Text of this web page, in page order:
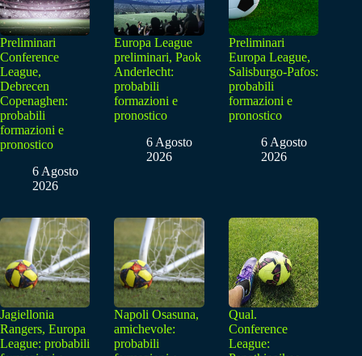
Preliminari
Conference
League,
Debrecen
Copenaghen:
probabili
formazioni e
pronostico
6 Agosto
2026
Europa League
preliminari, Paok
Anderlecht:
probabili
formazioni e
pronostico
6 Agosto
2026
Preliminari
Europa League,
Salisburgo-Pafos:
probabili
formazioni e
pronostico
6 Agosto
2026
Jagiellonia
Rangers, Europa
League: probabili
Napoli Osasuna,
amichevole:
probabili
Qual.
Conference
League: